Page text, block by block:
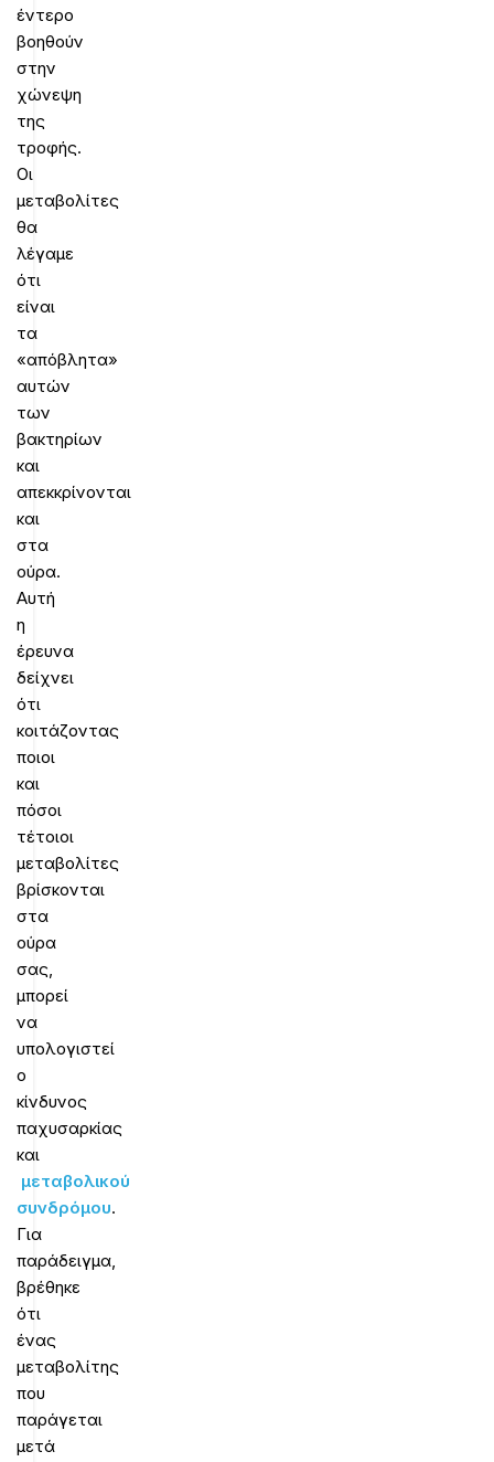
έντερο
βοηθούν
στην
χώνεψη
της
τροφής.
Οι
μεταβολίτες
θα
λέγαμε
ότι
είναι
τα
«απόβλητα»
αυτών
των
βακτηρίων
και
απεκκρίνονται
και
στα
ούρα.
Αυτή
η
έρευνα
δείχνει
ότι
κοιτάζοντας
ποιοι
και
πόσοι
τέτοιοι
μεταβολίτες
βρίσκονται
στα
ούρα
σας,
μπορεί
να
υπολογιστεί
ο
κίνδυνος
παχυσαρκίας
και
μεταβολικού
συνδρόμου.
Για
παράδειγμα,
βρέθηκε
ότι
ένας
μεταβολίτης
που
παράγεται
μετά